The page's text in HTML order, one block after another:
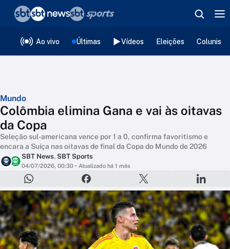
Ao vivo Últimas Vídeos Eleições
Mundo
Colômbia elimina Gana e vai às oitavas
da Copa
Seleção sul-americana vence por 1 a 0, confirma favoritismo e
encara a Suíça nas oitavas de final da Copa do Mundo de 2026
SBT News, SBT Sports
04/07/2026, 00:30 • Atualizado há 1 mês
❮voltar
Editorias